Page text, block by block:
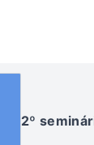
2º